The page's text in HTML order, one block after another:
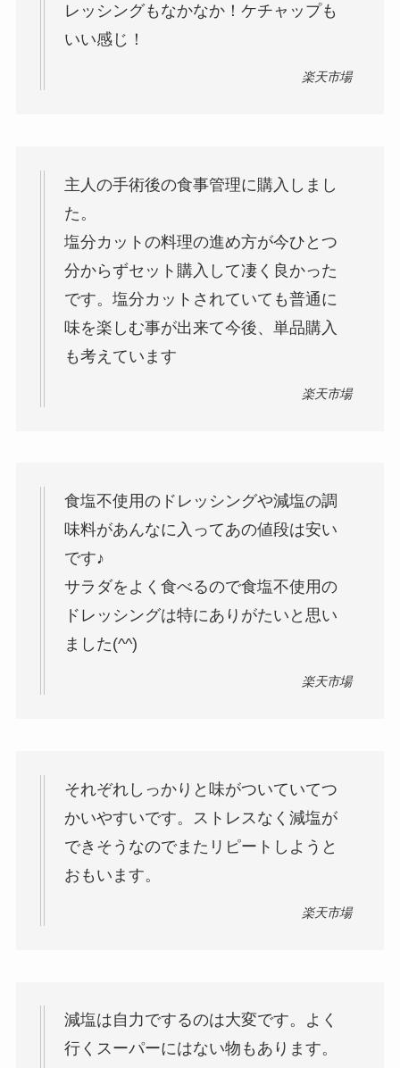
レッシングもなかなか！ケチャップも
いい感じ！
楽天市場
主人の手術後の食事管理に購入しまし
た。
塩分カットの料理の進め方が今ひとつ
分からずセット購入して凄く良かった
です。塩分カットされていても普通に
味を楽しむ事が出来て今後、単品購入
も考えています
楽天市場
食塩不使用のドレッシングや減塩の調
味料があんなに入ってあの値段は安い
です♪
サラダをよく食べるので食塩不使用の
ドレッシングは特にありがたいと思い
ました(^^)
楽天市場
それぞれしっかりと味がついていてつ
かいやすいです。ストレスなく減塩が
できそうなのでまたリピートしようと
おもいます。
楽天市場
減塩は自力でするのは大変です。よく
行くスーパーにはない物もあります。